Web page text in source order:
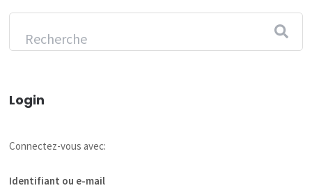
Login
Connectez-vous avec:
Identifiant ou e-mail